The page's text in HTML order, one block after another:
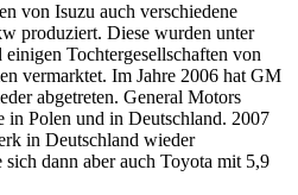
von Isuzu auch verschiedene
produziert. Diese wurden unter
Tochtergesellschaften von
vermarktet. Im Jahre 2006 hat GM
abgetreten. General Motors
in Polen und in Deutschland. 2007
in Deutschland wieder
dann aber auch Toyota mit 5,9